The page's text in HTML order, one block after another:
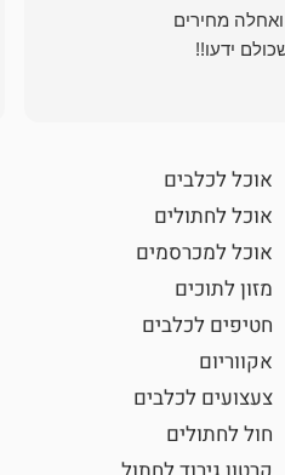
אוכל לכלבים
אוכל לחתולים
אוכל למכרסמים
מזון לתוכים
חטיפים לכלבים
אקווריום
צעצועים לכלבים
חול לחתולים